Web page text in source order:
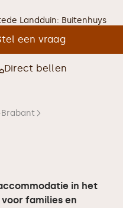
Landduin: Buitenhuys
een vraag
Direct bellen
in het
families en